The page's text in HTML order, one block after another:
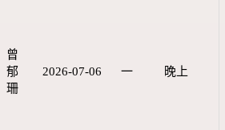
曾
郁
珊
2026-07-06 一 晚上